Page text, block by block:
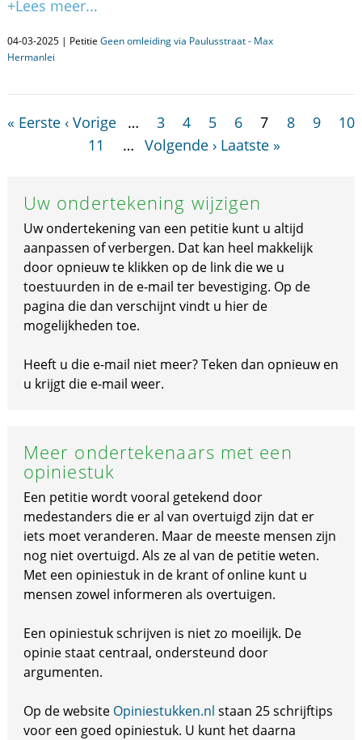
+Lees meer...
04-03-2025 | Petitie Geen omleiding via Paulusstraat - Max
Hermanlei
« Eerste ‹ Vorige … 3 4 5 6 7 8 9
10
11
… Volgende › Laatste »
Uw ondertekening wijzigen
Uw ondertekening van een petitie kunt u altijd
aanpassen of verbergen. Dat kan heel makkelijk
door opnieuw te klikken op de link die we u
toestuurden in de e-mail ter bevestiging. Op de
pagina die dan verschijnt vindt u hier de
mogelijkheden toe.
Heeft u die e-mail niet meer? Teken dan opnieuw en
u krijgt die e-mail weer.
Meer ondertekenaars met een
opiniestuk
Een petitie wordt vooral getekend door
medestanders die er al van overtuigd zijn dat er
iets moet veranderen. Maar de meeste mensen zijn
nog niet overtuigd. Als ze al van de petitie weten.
Met een opiniestuk in de krant of online kunt u
mensen zowel informeren als overtuigen.
Een opiniestuk schrijven is niet zo moeilijk. De
opinie staat centraal, ondersteund door
argumenten.
Op de website Opiniestukken.nl staan 25 schrijftips
voor een goed opiniestuk. U kunt het daarna